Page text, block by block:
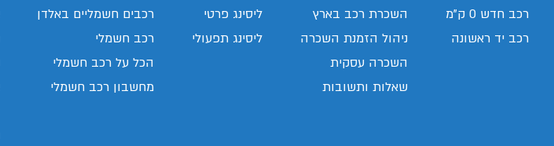
רכב חדש 0 ק"מ
רכב יד ראשונה
השכרת רכב בארץ
ניהול הזמנת השכרה
השכרה עסקית
שאלות ותשובות
ליסינג פרטי
ליסינג תפעולי
רכבים חשמליים באלדן
רכב חשמלי
הכל על רכב חשמלי
מחשבון רכב חשמלי